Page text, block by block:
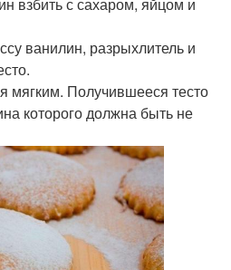
ванилин, разрыхлитель и
мягким. Получившееся тесто
которого должна быть не